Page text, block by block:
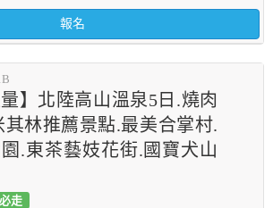
報名
量】北陸高山溫泉5日.燒肉
其林推薦景點.最美合掌村.
園.東茶藝妓花街.國寶犬山
必走